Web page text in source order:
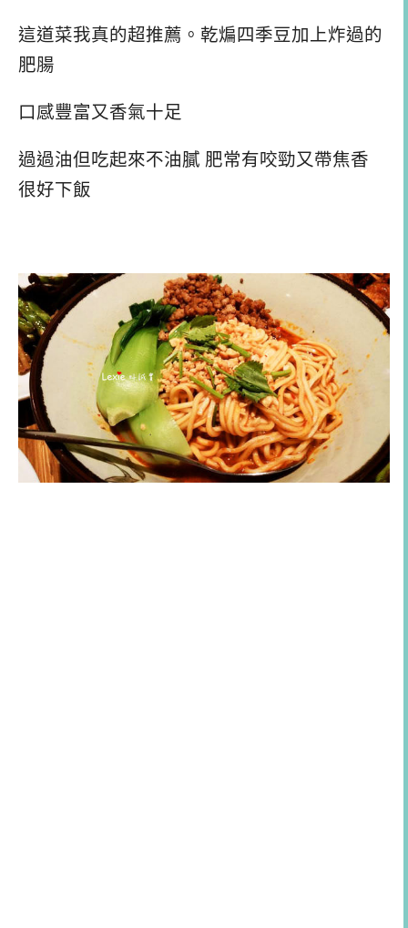
這道菜我真的超推薦。乾煸四季豆加上炸過的
肥腸
口感豐富又香氣十足
過過油但吃起來不油膩 肥常有咬勁又帶焦香
很好下飯